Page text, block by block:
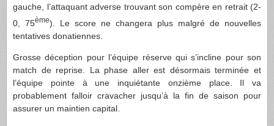
gauche, l’attaquant adverse trouvant son compère en retrait (2-
0, 75ème). Le score ne changera plus malgré de nouvelles
tentatives donatiennes.
Grosse déception pour l’équipe réserve qui s’incline pour son
match de reprise. La phase aller est désormais terminée et
l’équipe pointe à une inquiétante onzième place. Il va
probablement falloir cravacher jusqu’à la fin de saison pour
assurer un maintien capital.